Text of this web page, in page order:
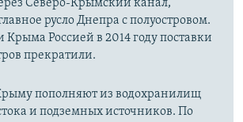
Северо-Крымский канал,
русло Днепра с полуостровом.
Крыма Россией в 2014 году поставки
прекратили.
пополняют из водохранилищ
и подземных источников. По